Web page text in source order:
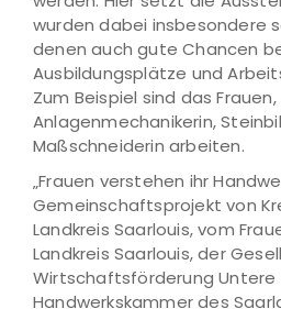
wurden dabei insbesondere
denen auch gute Chancen
Ausbildungsplätze und
Zum Beispiel sind das
Anlagenmechanikerin,
Maßschneiderin arbeiten.
„Frauen verstehen ihr
Gemeinschaftsprojekt von
Landkreis Saarlouis, vom
Landkreis Saarlouis, der
Wirtschaftsförderung Untere
Handwerkskammer des